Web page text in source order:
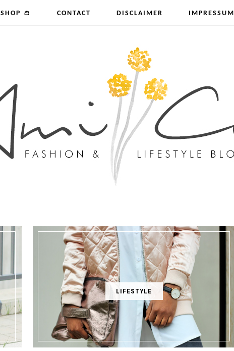
SHOP 👛 CONTACT DISCLAIMER IMPRESSUM
LIFESTYLE